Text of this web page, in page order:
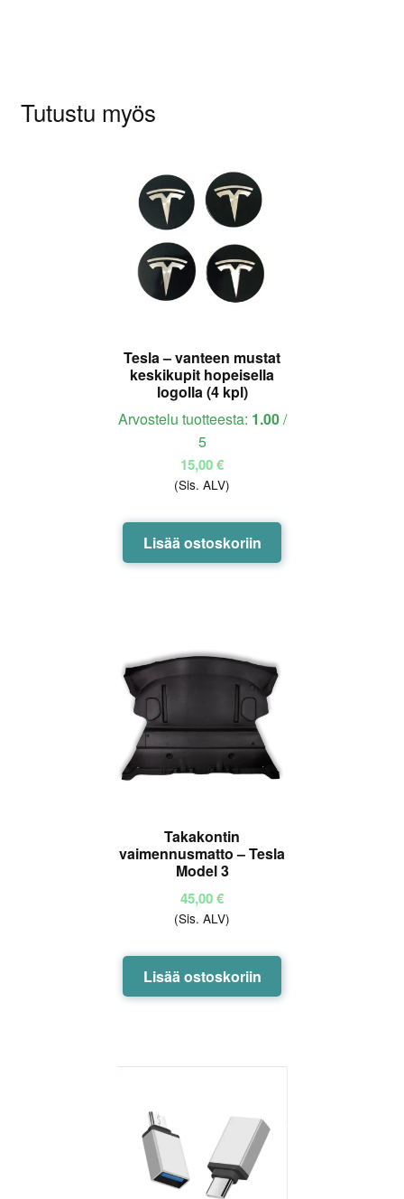
Tutustu myös
Tesla – vanteen mustat
keskikupit hopeisella
logolla (4 kpl)
Arvostelu tuotteesta: 1.00/
5
15,00€
(Sis. ALV)
Lisää ostoskoriin
Takakontin
vaimennusmatto – Tesla
Model 3
45,00€
(Sis. ALV)
Lisää ostoskoriin